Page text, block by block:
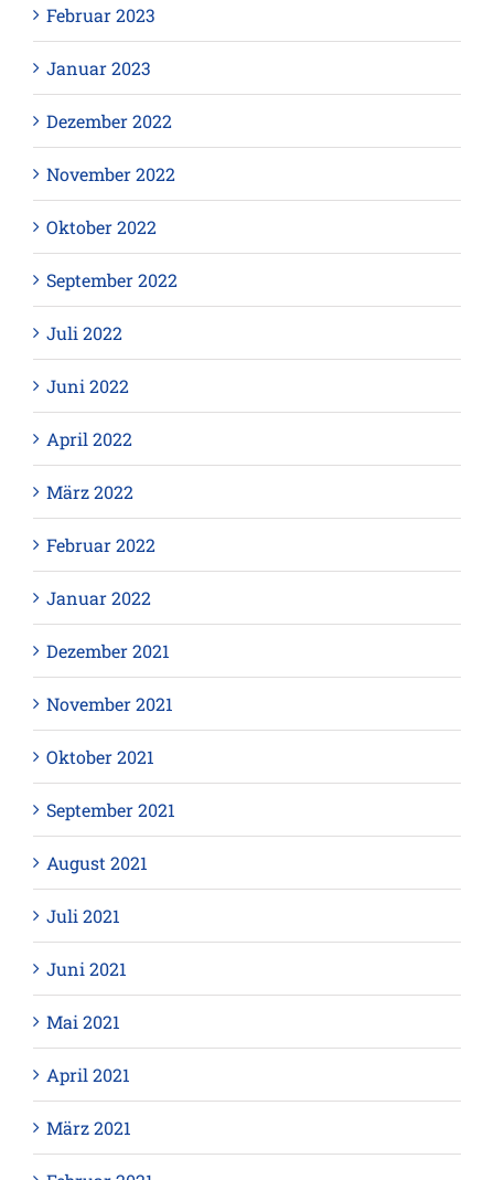
Februar 2023
Januar 2023
Dezember 2022
November 2022
Oktober 2022
September 2022
Juli 2022
Juni 2022
April 2022
März 2022
Februar 2022
Januar 2022
Dezember 2021
November 2021
Oktober 2021
September 2021
August 2021
Juli 2021
Juni 2021
Mai 2021
April 2021
März 2021